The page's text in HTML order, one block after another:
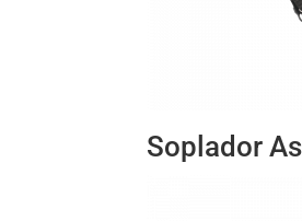
Soplador